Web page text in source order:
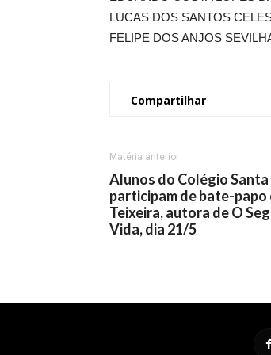
LUCAS DOS SANTOS
FELIPE DOS ANJOS
Compartilhar
Matéria anterior
Alunos do Colégio Santa
participam de bate-papo
Teixeira, autora de O
Vida, dia 21/5